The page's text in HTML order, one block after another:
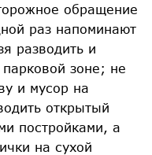
обращение
раз напоминают
разводить и
зоне; не
и мусор на
открытый
постройками, а
на сухой